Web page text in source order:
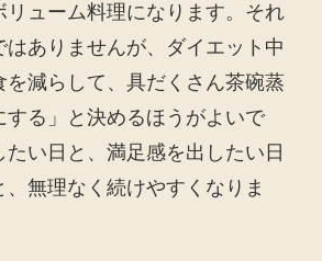
リューム料理になります。それ
はありませんが、ダイエット中
を減らして、具だくさん茶碗蒸
する」と決めるほうがよいで
い日と、満足感を出したい日
無理なく続けやすくなりま